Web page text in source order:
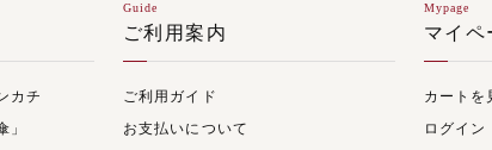
カチ
」
Guide
ご利用案内
ご利用ガイド
お支払いについて
Mypage
マイペ
カートを
ログイン